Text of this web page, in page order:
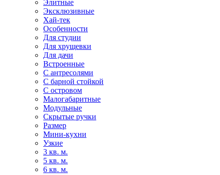
Элитные
Эксклюзивные
Хай-тек
Особенности
Для студии
Для хрущевки
Для дачи
Встроенные
С антресолями
С барной стойкой
С островом
Малогабаритные
Модульные
Скрытые ручки
Размер
Мини-кухни
Узкие
3 кв. м.
5 кв. м.
6 кв. м.